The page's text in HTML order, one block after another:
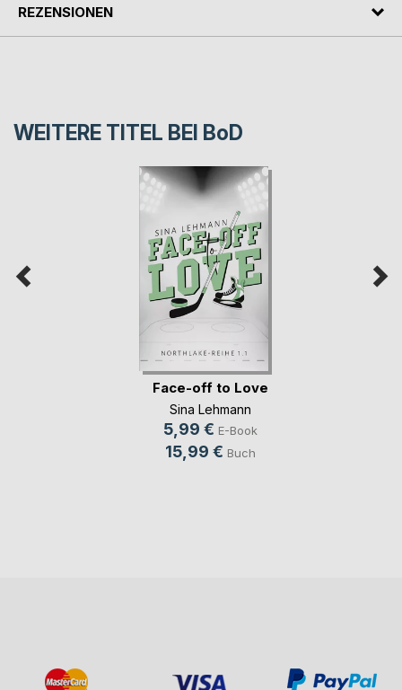
REZENSIONEN
WEITERE TITEL BEI BoD
Face-off to Love
Sina Lehmann
5,99 € E-Book
15,99 € Buch